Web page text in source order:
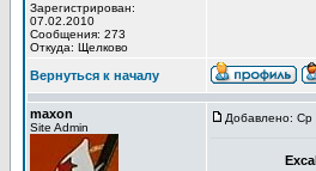
Зарегистрирован:
07.02.2010
Сообщения: 273
Откуда: Щелково
Вернуться к началу
maxon
Site Admin
Добавлено: Ср